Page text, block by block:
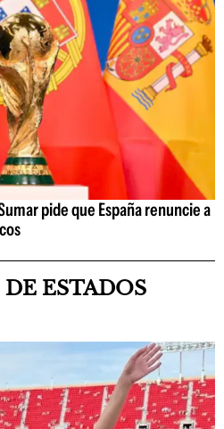
pide que España renuncie a
ESTADOS